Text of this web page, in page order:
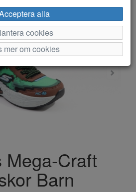
Mega-Craft
Barn
alla
cookies
mer om cookies